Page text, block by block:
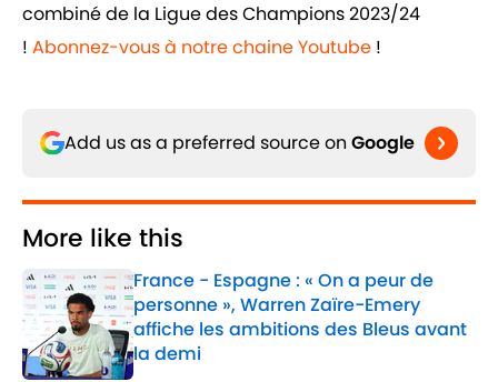
combiné de la Ligue des Champions 2023/24
! Abonnez-vous à notre chaine Youtube !
Add us as a preferred source on Google
More like this
France - Espagne : « On a peur de
personne », Warren Zaïre-Emery
affiche les ambitions des Bleus avant
la demi
Published by on Invalid Date